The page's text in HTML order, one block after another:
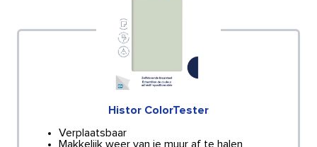
Histor ColorTester
Verplaatsbaar
Makkelijk weer van je muur af te halen